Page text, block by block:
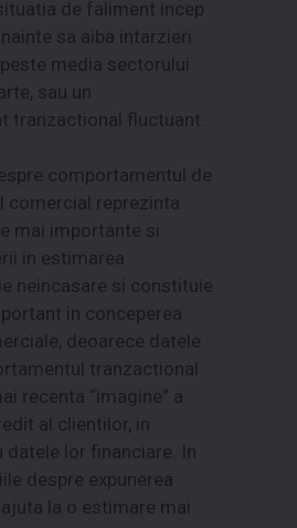
de faliment incep
sa aiba intarzieri
media sectorului
sau un
tranzactional fluctuant.
comportamentul de
comercial reprezinta
mai importante si
in estimarea
neincasare si constituie
in conceperea
deoarece datele
tranzactional
recenta “imagine” a
al clientilor, in
datele lor financiare. In
despre expunerea
la o estimare mai